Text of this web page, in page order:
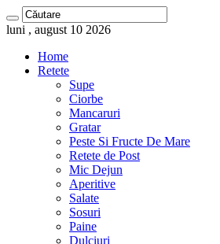
luni , august 10 2026
Home
Retete
Supe
Ciorbe
Mancaruri
Gratar
Peste Si Fructe De Mare
Retete de Post
Mic Dejun
Aperitive
Salate
Sosuri
Paine
Dulciuri